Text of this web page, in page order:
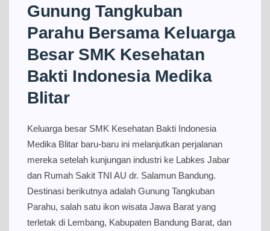
Gunung Tangkuban
Parahu Bersama Keluarga
Besar SMK Kesehatan
Bakti Indonesia Medika
Blitar
Keluarga besar SMK Kesehatan Bakti Indonesia
Medika Blitar baru-baru ini melanjutkan perjalanan
mereka setelah kunjungan industri ke Labkes Jabar
dan Rumah Sakit TNI AU dr. Salamun Bandung.
Destinasi berikutnya adalah Gunung Tangkuban
Parahu, salah satu ikon wisata Jawa Barat yang
terletak di Lembang, Kabupaten Bandung Barat, dan